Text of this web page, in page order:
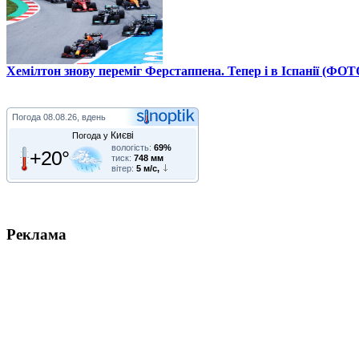
Хемілтон знову переміг Ферстаппена. Тепер і в Іспанії
Погода 08.08.26, вдень
Погода у Києві
+20° вологість: 69%
тиск: 748 мм
вітер: 5 м/с,
Реклама